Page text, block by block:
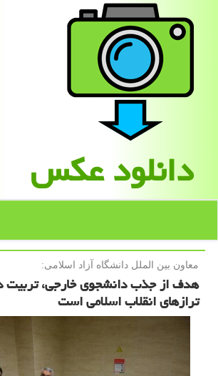
دانلود عكس
معاون بین الملل دانشگاه آزاد اسلامی:
هدف از جذب دانشجوی خارجی، تربیت
ترازهای انقلاب اسلامی است